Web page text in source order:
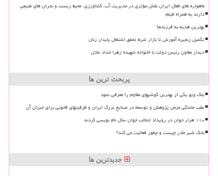
ماهواره های فعال ایران نقش مؤثری در مدیریت آب، کشاورزی، محیط زیست و بحران های طبیعی
دارند به همراه فیلم
بهترین هدیه به فرزندم!
تکمیل زنجیره آموزش تا بازار شرط تحقق اشتغال پایدار زنان
دیدار معاون رئیس دولت با خانواده شهیده زهرا حداد عادل
پربحث ترین ها
بلک ویو یکی از بهترین گوشیهای مقاوم را معرفی نمود
عقب ماندگی مزمن پژوهش و توسعه در صنایع بزرگ ایران و ظرفیتهای قانونی برای جبران آن
۱۱۰ هزار جوان در رویداد انتخاب جوان سال نام نویسی کردند
بانک شیر مادر چیست و چطور فعالیت می کند؟
جدیدترین ها